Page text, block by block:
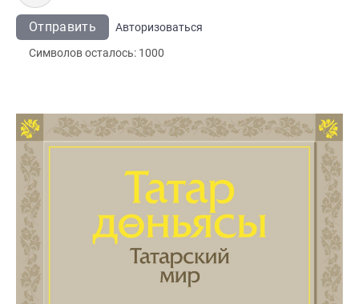
Отправить
Авторизоваться
Символов осталось: 1000